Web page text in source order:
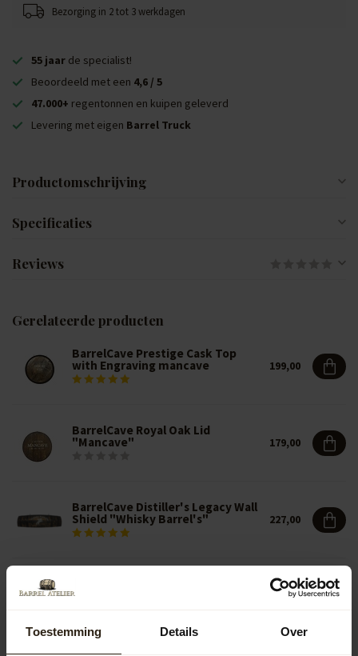
Toestemming Details Over
Bezorging in 2 tot 3 werkdagen
55 jaar de specialist!
Beoordeeld met een 4,6 / 5
47.000+ regentonnen en kuipen geleverd
Levering met eigen Barrel Truck
Productomschrijving
Specificaties
Reviews
Gerelateerde producten
BarrelCave Prestige Cask Top
with Engraving mancave 199,00
BarrelCave Royal Oak Lid
"Mancave" 179,00
BarrelCave Distiller's Legacy Wall
Shield "Whisky Barrel's" 227,00
BarrelCave Barrel Kurkentrekker 29,00